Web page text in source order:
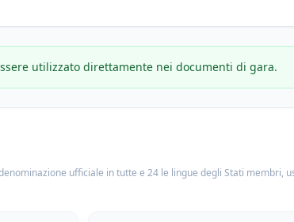
utilizzato direttamente nei documenti di gara.
ufficiale in tutte e 24 le lingue degli Stati membri,